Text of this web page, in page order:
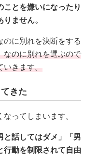
とを嫌いになったり
ません。
に別れを決断をする
なのに別れを選ぶので
いきます。
きた
ってしまいます。
と話してはダメ」「男
行動を制限されて自由